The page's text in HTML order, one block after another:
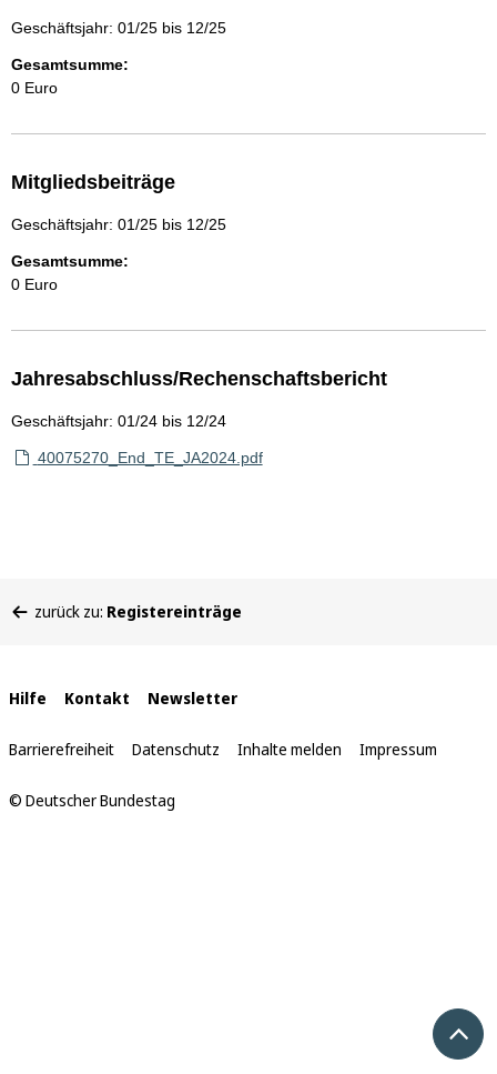
Geschäftsjahr: 01/25 bis 12/25
Gesamtsumme:
0 Euro
Mitgliedsbeiträge
Geschäftsjahr: 01/25 bis 12/25
Gesamtsumme:
0 Euro
Jahresabschluss/Rechenschaftsbericht
Geschäftsjahr: 01/24 bis 12/24
40075270_End_TE_JA2024.pdf
befinden
zurück zu: Registereinträge
Interne
Links
Hilfe Kontakt Newsletter
Barrierefreiheit Datenschutz Inhalte melden Impressum
© Deutscher Bundestag